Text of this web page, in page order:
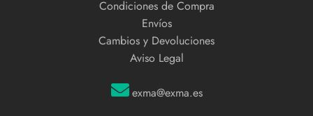
Condiciones de Compra
Envíos
Cambios y Devoluciones
Aviso Legal
exma@exma.es